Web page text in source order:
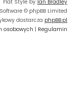
Flat Style by Ian Bradley
© phpBB Limited
dostarcza phpBB.pl
osobowych | Regulamin